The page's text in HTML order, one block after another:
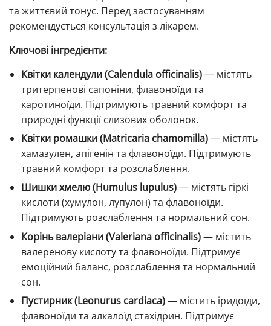
та життєвий тонус. Перед застосуванням
рекомендується консультація з лікарем.
Ключові інгредієнти:
Квітки календули (Calendula officinalis)— містять
тритерпенові сапоніни, флавоноїди та
каротиноїди. Підтримують травний комфорт та
природні функції слизових оболонок.
Квітки ромашки (Matricaria chamomilla)— містять
хамазулен, апігенін та флавоноїди. Підтримують
травний комфорт та розслаблення.
Шишки хмелю (Humulus lupulus)— містять гіркі
кислоти (хумулон, лупулон) та флавоноїди.
Підтримують розслаблення та нормальний сон.
Корінь валеріани (Valeriana officinalis)— містить
валеренову кислоту та флавоноїди. Підтримує
емоційний баланс, розслаблення та нормальний
сон.
Пустирник (Leonurus cardiaca)— містить іридоїди,
флавоноїди та алкалоїд стахідрин. Підтримує